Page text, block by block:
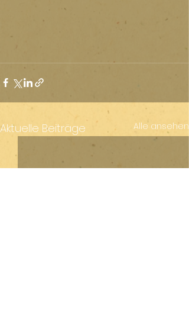
Aktuelle Beiträge Alle ansehen